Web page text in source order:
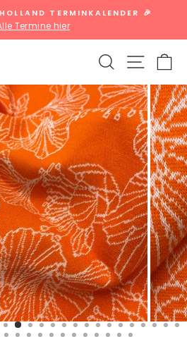
Pause
TERMINKALENDER 🎉
Termine hier
SUCHE